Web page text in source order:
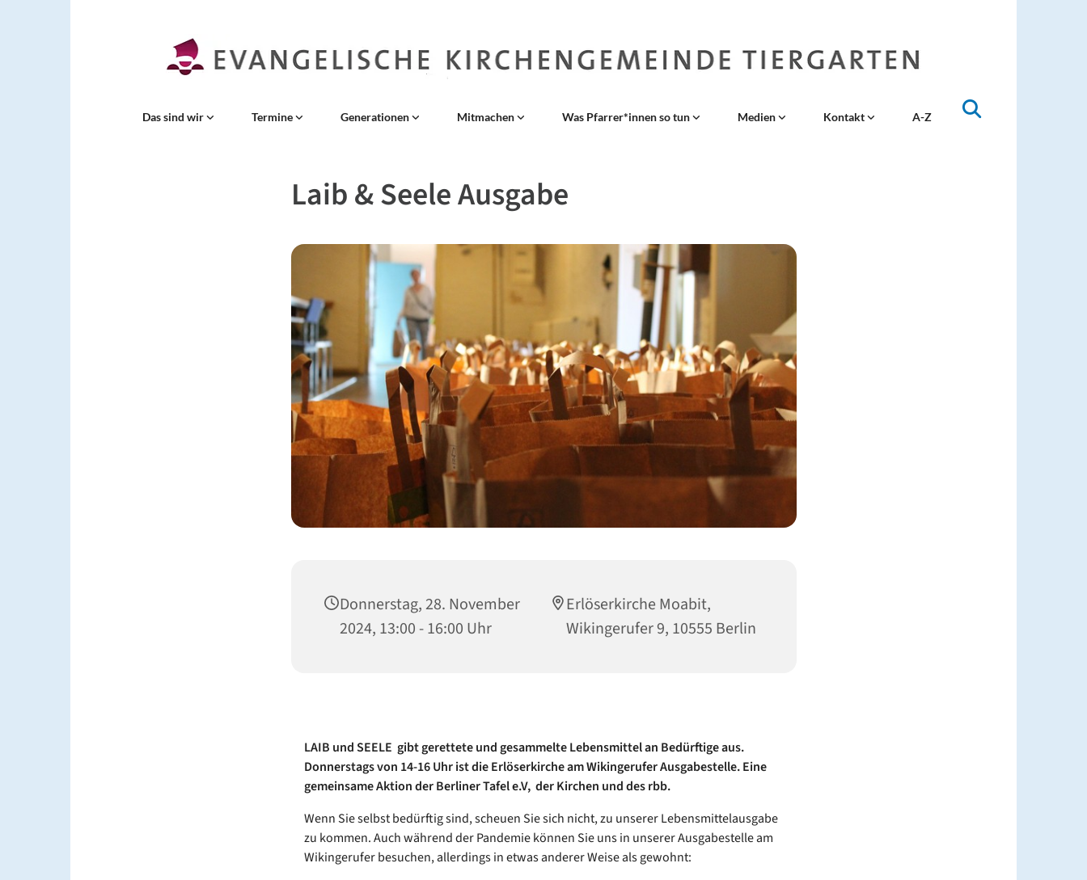
Das sind wir Termine Generationen Mitmachen Was Pfarrer*innen so tun Medien Kontakt A-Z
Laib & Seele Ausgabe
Donnerstag, 28. November
2024, 13:00 - 16:00 Uhr
Erlöserkirche Moabit,
Wikingerufer 9, 10555 Berlin
LAIB und SEELE gibt gerettete und gesammelte Lebensmittel an Bedürftige aus.
Donnerstags von 14-16 Uhr ist die Erlöserkirche am Wikingerufer Ausgabestelle. Eine
gemeinsame Aktion der Berliner Tafel e.V, der Kirchen und des rbb.
Wenn Sie selbst bedürftig sind, scheuen Sie sich nicht, zu unserer Lebensmittelausgabe
zu kommen. Auch während der Pandemie können Sie uns in unserer Ausgabestelle am
Wikingerufer besuchen, allerdings in etwas anderer Weise als gewohnt: